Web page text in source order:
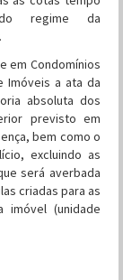
regime da
em Condomínios
Imóveis a ata da
absoluta dos
previsto em
bem como o
excluindo as
será averbada
criadas para as
(unidade